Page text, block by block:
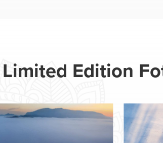
Limited Edition